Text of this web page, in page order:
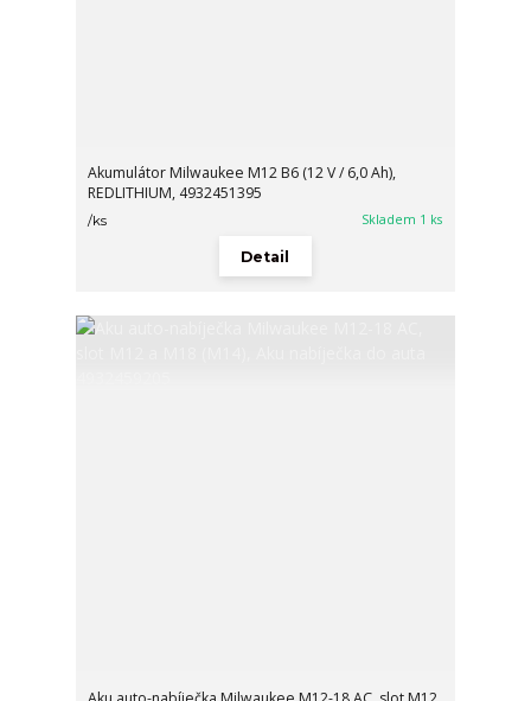
Akumulátor Milwaukee M12 B6 (12 V / 6,0 Ah),
REDLITHIUM, 4932451395
/ks Skladem 1 ks
Detail